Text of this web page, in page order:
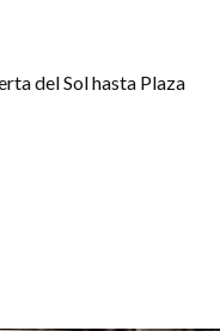
del Sol hasta Plaza